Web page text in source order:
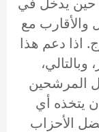
والأقارب مع
اذا دعم هذا
المرشحين
يتخذه أي
الأحزاب